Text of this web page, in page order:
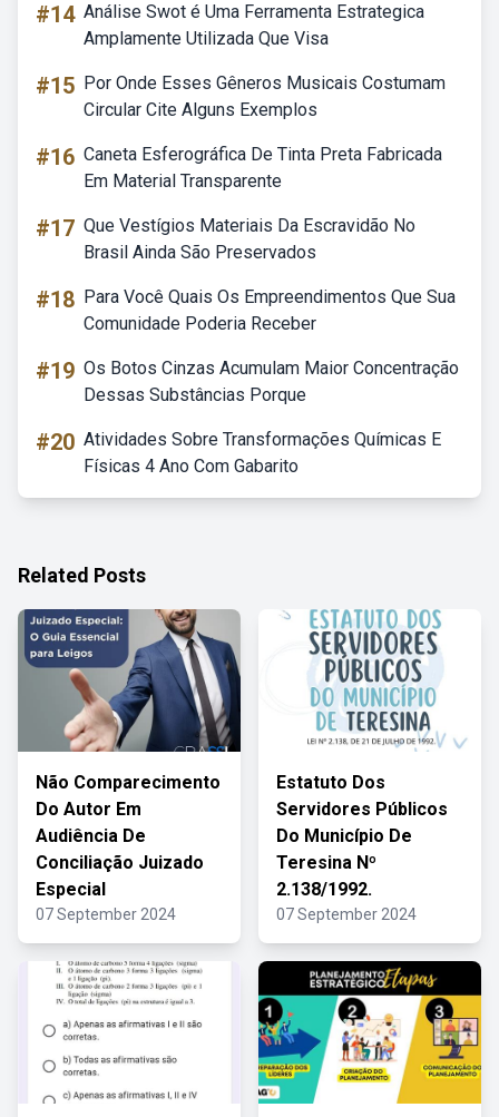
#14 Análise Swot é Uma Ferramenta Estrategica
Amplamente Utilizada Que Visa
#15 Por Onde Esses Gêneros Musicais Costumam
Circular Cite Alguns Exemplos
#16 Caneta Esferográfica De Tinta Preta Fabricada
Em Material Transparente
#17 Que Vestígios Materiais Da Escravidão No
Brasil Ainda São Preservados
#18 Para Você Quais Os Empreendimentos Que Sua
Comunidade Poderia Receber
#19 Os Botos Cinzas Acumulam Maior Concentração
Dessas Substâncias Porque
#20 Atividades Sobre Transformações Químicas E
Físicas 4 Ano Com Gabarito
Related Posts
Não Comparecimento
Do Autor Em
Audiência De
Conciliação Juizado
Especial
07 September 2024
Estatuto Dos
Servidores Públicos
Do Município De
Teresina Nº
2.138/1992.
07 September 2024